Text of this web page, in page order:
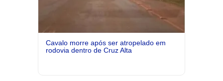
Cavalo morre após ser atropelado em
rodovia dentro de Cruz Alta